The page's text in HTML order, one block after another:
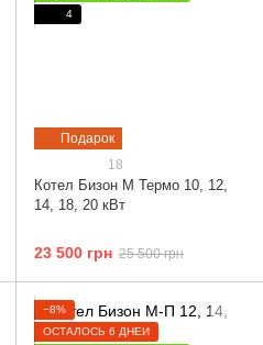
Подарок
4
18
Котел Бизон М Термо 10, 12,
14, 18, 20 кВт
23 500 грн 25 500 грн
−8%
ОСТАЛОСЬ 6 ДНЕЙ